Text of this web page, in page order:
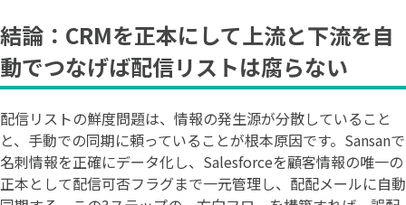
結論：CRMを正本にして上流と下流を自
動でつなげば配信リストは腐らない
配信リストの鮮度問題は、情報の発生源が分散していること
と、手動での同期に頼っていることが根本原因です。Sansanで
名刺情報を正確にデータ化し、Salesforceを顧客情報の唯一の
正本として配信可否フラグまで一元管理し、配配メールに自動